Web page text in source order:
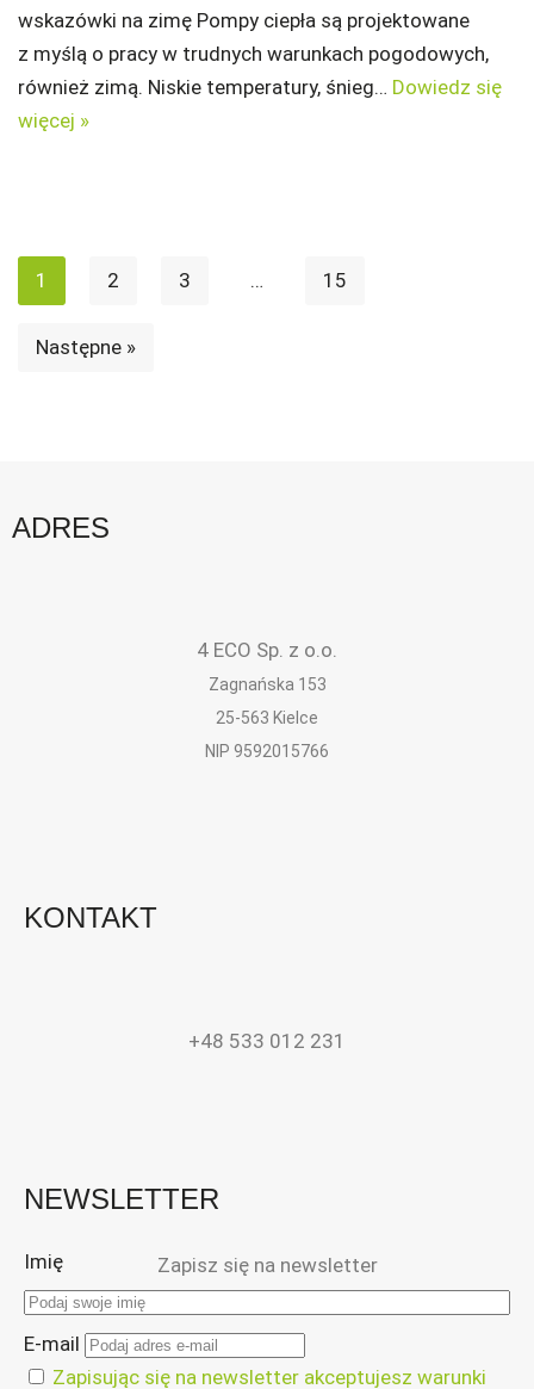
wskazówki na zimę Pompy ciepła są projektowane
z myślą o pracy w trudnych warunkach pogodowych,
również zimą. Niskie temperatury, śnieg… Dowiedz się
więcej »
1 2 3 … 15
Następne »
ADRES
4 ECO Sp. z o.o.
Zagnańska 153
25-563 Kielce
NIP 9592015766
KONTAKT
+48 533 012 231
NEWSLETTER
Zapisz się na newsletter
Imię
E-mail
Zapisując się na newsletter akceptujesz warunki